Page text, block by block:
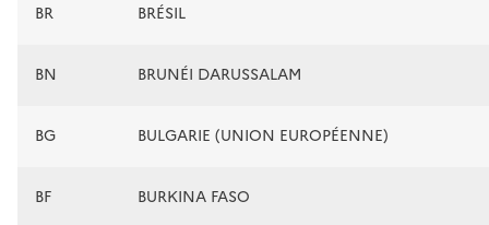
BR BRÉSIL
BN BRUNÉI DARUSSALAM
BG BULGARIE (UNION EUROPÉENNE)
BF BURKINA FASO